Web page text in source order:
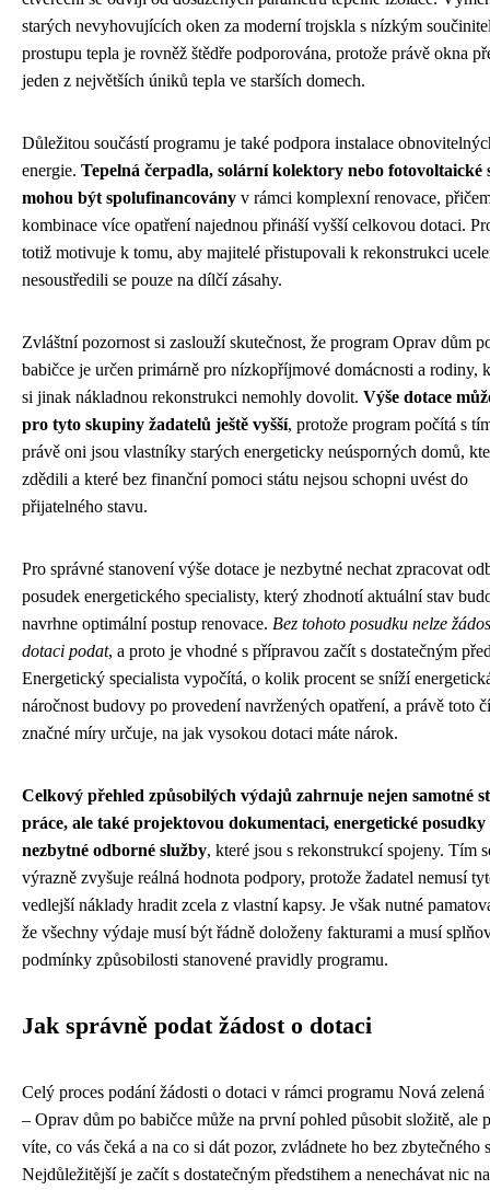
starých nevyhovujících oken za moderní trojskla s nízkým
prostupu tepla je rovněž štědře podporována, protože právě okna
jeden z největších úniků tepla ve starších domech.
Důležitou součástí programu je také podpora instalace
energie. Tepelná čerpadla, solární kolektory nebo fotovoltaické
mohou být spolufinancovány v rámci komplexní renovace,
kombinace více opatření najednou přináší vyšší celkovou dotaci.
totiž motivuje k tomu, aby majitelé přistupovali k rekonstrukci
nesoustředili se pouze na dílčí zásahy.
Zvláštní pozornost si zaslouží skutečnost, že program Oprav dům
babičce je určen primárně pro nízkopříjmové domácnosti a rodiny,
si jinak nákladnou rekonstrukci nemohly dovolit. Výše dotace
pro tyto skupiny žadatelů ještě vyšší, protože program počítá s
právě oni jsou vlastníky starých energeticky neúsporných domů,
zdědili a které bez finanční pomoci státu nejsou schopni uvést do
přijatelného stavu.
Pro správné stanovení výše dotace je nezbytné nechat zpracovat
posudek energetického specialisty, který zhodnotí aktuální stav
navrhne optimální postup renovace. Bez tohoto posudku nelze
dotaci podat, a proto je vhodné s přípravou začít s dostatečným
Energetický specialista vypočítá, o kolik procent se sníží
náročnost budovy po provedení navržených opatření, a právě toto
značné míry určuje, na jak vysokou dotaci máte nárok.
Celkový přehled způsobilých výdajů zahrnuje nejen samotné
práce, ale také projektovou dokumentaci, energetické posudky
nezbytné odborné služby, které jsou s rekonstrukcí spojeny. Tím
výrazně zvyšuje reálná hodnota podpory, protože žadatel nemusí
vedlejší náklady hradit zcela z vlastní kapsy. Je však nutné
že všechny výdaje musí být řádně doloženy fakturami a musí
podmínky způsobilosti stanovené pravidly programu.
Jak správně podat žádost o dotaci
Celý proces podání žádosti o dotaci v rámci programu Nová zelená
– Oprav dům po babičce může na první pohled působit složitě, ale
víte, co vás čeká a na co si dát pozor, zvládnete ho bez zbytečného
Nejdůležitější je začít s dostatečným předstihem a nenechávat nic na